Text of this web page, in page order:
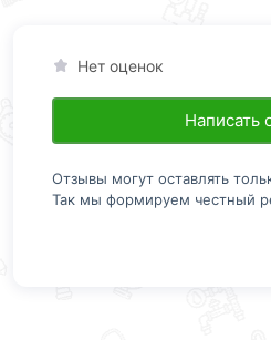
Нет оценок
Написать
Отзывы могут оставлять
Так мы формируем честный